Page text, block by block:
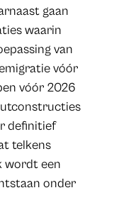
gaan
waarin
van
vóór
vóór 2026
definitief
telkens
wordt een
onder